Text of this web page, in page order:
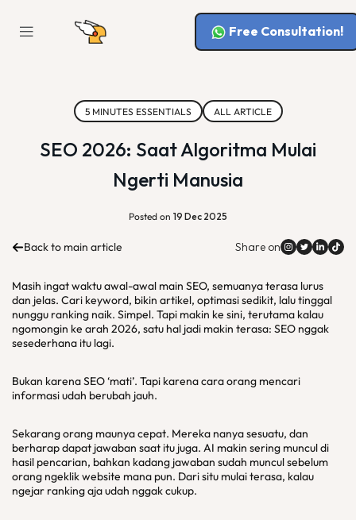
Free Consultation!
5 MINUTES ESSENTIALS ALL ARTICLE
SEO 2026: Saat Algoritma Mulai
Ngerti Manusia
Posted on 19 Dec 2025
Back to main article Share on
Masih ingat waktu awal-awal main SEO, semuanya terasa lurus
dan jelas. Cari keyword, bikin artikel, optimasi sedikit, lalu tinggal
nunggu ranking naik. Simpel. Tapi makin ke sini, terutama kalau
ngomongin ke arah 2026, satu hal jadi makin terasa: SEO nggak
sesederhana itu lagi.
Bukan karena SEO ‘mati’. Tapi karena cara orang mencari
informasi udah berubah jauh.
Sekarang orang maunya cepat. Mereka nanya sesuatu, dan
berharap dapat jawaban saat itu juga. AI makin sering muncul di
hasil pencarian, bahkan kadang jawaban sudah muncul sebelum
orang ngeklik website mana pun. Dari situ mulai terasa, kalau
ngejar ranking aja udah nggak cukup.